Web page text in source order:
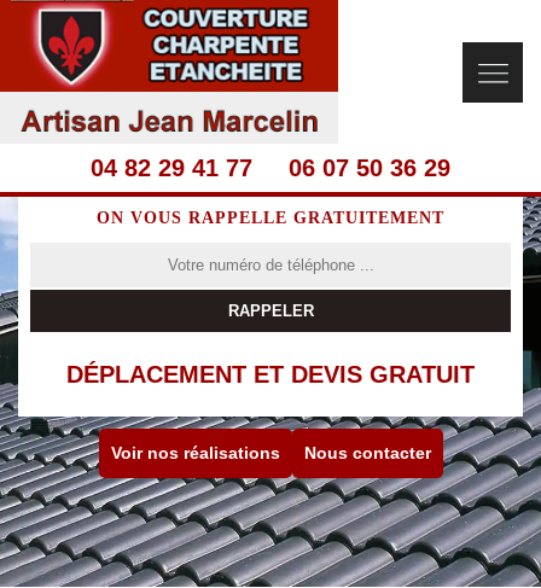
04 82 29 41 77 06 07 50 36 29
ON VOUS RAPPELLE GRATUITEMENT
DÉPLACEMENT ET DEVIS GRATUIT
Voir nos réalisations Nous contacter